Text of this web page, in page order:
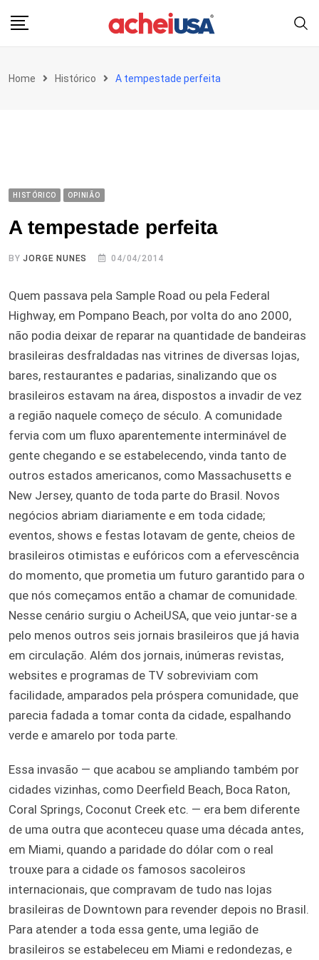
Home Histórico A tempestade perfeita
HISTÓRICO OPINIÃO
A tempestade perfeita
BYJORGE NUNES 04/04/2014
Quem passava pela Sample Road ou pela Federal
Highway, em Pompano Beach, por volta do ano 2000,
não podia deixar de reparar na quantidade de bandeiras
brasileiras desfraldadas nas vitrines de diversas lojas,
bares, restaurantes e padarias, sinalizando que os
brasileiros estavam na área, dispostos a invadir de vez
a região naquele começo de século. A comunidade
fervia com um fluxo aparentemente interminável de
gente chegando e se estabelecendo, vinda tanto de
outros estados americanos, como Massachusetts e
New Jersey, quanto de toda parte do Brasil. Novos
negócios abriam diariamente e em toda cidade;
eventos, shows e festas lotavam de gente, cheios de
brasileiros otimistas e eufóricos com a efervescência
do momento, que prometia um futuro garantido para o
que nós começamos então a chamar de comunidade.
Nesse cenário surgiu o AcheiUSA, que veio juntar-se a
pelo menos outros seis jornais brasileiros que já havia
em circulação. Além dos jornais, inúmeras revistas,
websites e programas de TV sobreviviam com
facilidade, amparados pela próspera comunidade, que
parecia fadada a tomar conta da cidade, espalhando
verde e amarelo por toda parte.
Essa invasão — que acabou se ampliando também por
cidades vizinhas, como Deerfield Beach, Boca Raton,
Coral Springs, Coconut Creek etc. — era bem diferente
de uma outra que aconteceu quase uma década antes,
em Miami, quando a paridade do dólar com o real
trouxe para a cidade os famosos sacoleiros
internacionais, que compravam de tudo nas lojas
brasileiras de Downtown para revender depois no Brasil.
Para atender a toda essa gente, uma legião de
brasileiros se estabeleceu em Miami e redondezas, e